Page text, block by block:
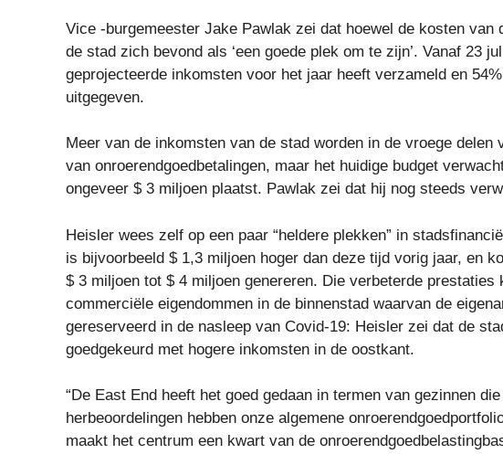
Vice -burgemeester Jake Pawlak zei dat hoewel de kosten van
de stad zich bevond als ‘een goede plek om te zijn’. Vanaf 23
geprojecteerde inkomsten voor het jaar heeft verzameld en
uitgegeven.
Meer van de inkomsten van de stad worden in de vroege
van onroerendgoedbetalingen, maar het huidige budget
ongeveer $ 3 miljoen plaatst. Pawlak zei dat hij nog steeds
Heisler wees zelf op een paar “heldere plekken” in
is bijvoorbeeld $ 1,3 miljoen hoger dan deze tijd vorig jaar, en
$ 3 miljoen tot $ 4 miljoen genereren. Die verbeterde
commerciële eigendommen in de binnenstad waarvan de
gereserveerd in de nasleep van Covid-19: Heisler zei dat de
goedgekeurd met hogere inkomsten in de oostkant.
“De East End heeft het goed gedaan in termen van gezinnen
herbeoordelingen hebben onze algemene
maakt het centrum een kwart van de